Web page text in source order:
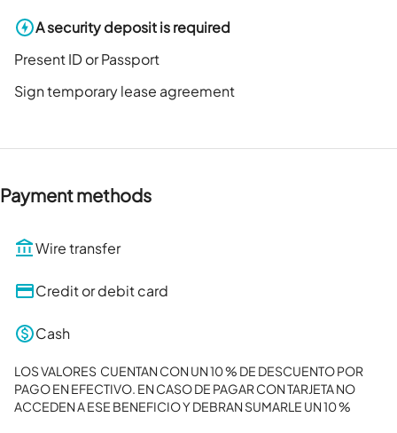
A security deposit is required
Present ID or Passport
Sign temporary lease agreement
Payment methods
Wire transfer
Credit or debit card
Cash
LOS VALORES  CUENTAN CON UN 10 % DE DESCUENTO POR
PAGO EN EFECTIVO. EN CASO DE PAGAR CON TARJETA NO
ACCEDEN A ESE BENEFICIO Y DEBRAN SUMARLE UN 10 %